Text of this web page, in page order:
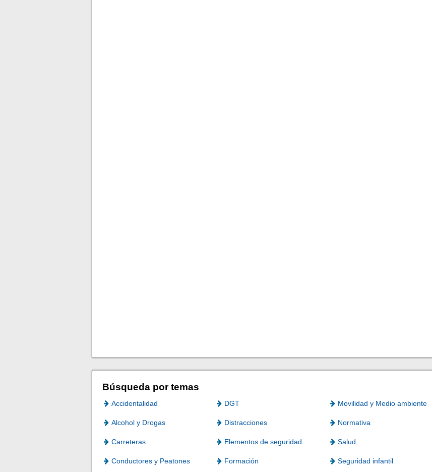
Búsqueda por temas
Accidentalidad DGT Movilidad y Medio ambiente
Alcohol y Drogas Distracciones Normativa
Carreteras Elementos de seguridad Salud
Conductores y Peatones Formación Seguridad infantil